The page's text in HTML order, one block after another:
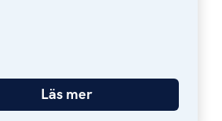
Läs mer